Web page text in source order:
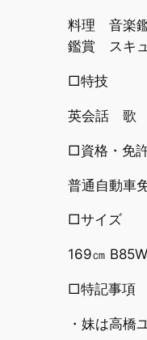
料理 音楽
鑑賞 スキ
□特技
英会話 歌
□資格・免
普通自動車
□サイズ
169㎝
□特記事項
・妹は高橋